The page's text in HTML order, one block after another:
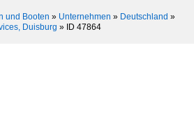
und Booten » Unternehmen » Deutschland »
Duisburg » ID 47864